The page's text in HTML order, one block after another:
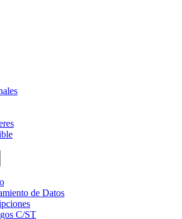
in
new
window
de Datos
in
C/ST